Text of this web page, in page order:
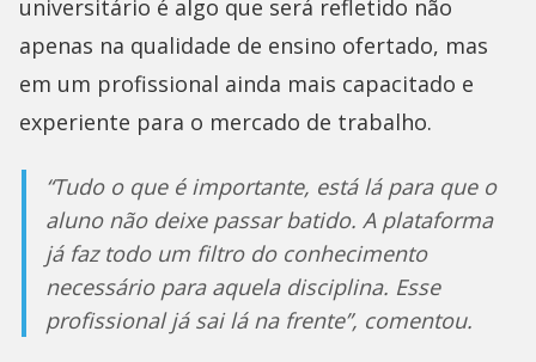
universitário é algo que será refletido não
apenas na qualidade de ensino ofertado, mas
em um profissional ainda mais capacitado e
experiente para o mercado de trabalho.
“Tudo o que é importante, está lá para que o
aluno não deixe passar batido. A plataforma
já faz todo um filtro do conhecimento
necessário para aquela disciplina. Esse
profissional já sai lá na frente”, comentou.